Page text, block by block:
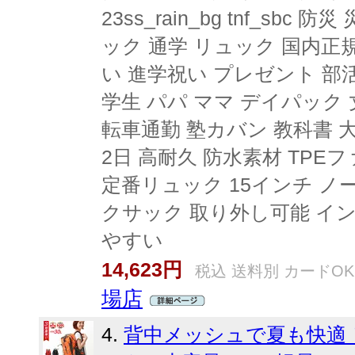
23ss_rain_bg tnf_sbc 防災
ック 通学 リュック 国内正
い 進学祝い プレゼント 部
学生 パパ ママ デイパック
転車通勤 塾カバン 教科書
2日 高耐久 防水素材 TPE
定番リュック 15インチ ノ
クサック 取り外し可能 イ
やすい
14,623円
税込 送料別 カードOK
場店
4. 背中メッシュで夏も快適